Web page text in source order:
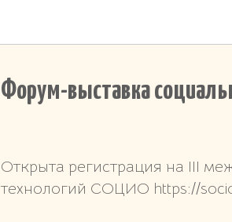
Форум-выставка
Открыта регистрация на III
технологий СОЦИО https://